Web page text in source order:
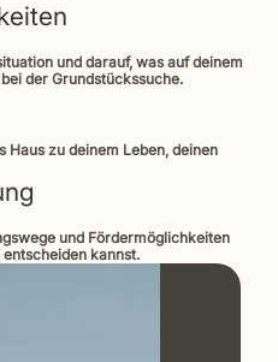
und darauf, was auf deinem
der Grundstückssuche.
Haus zu deinem Leben, deinen
und Fördermöglichkeiten
kannst.